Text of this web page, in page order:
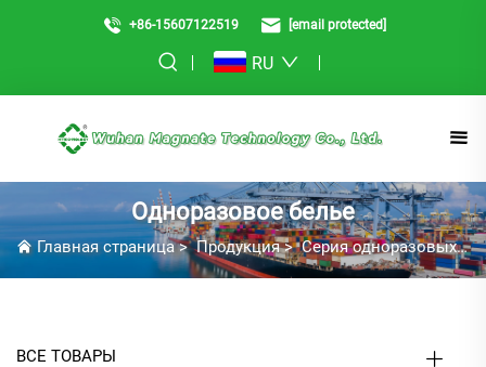
+86-15607122519 [email protected]
RU
Одноразовое белье
Главная страница>Продукция>Серия одноразовых товаров для красоты, СПА и отелей
ВСЕ ТОВАРЫ